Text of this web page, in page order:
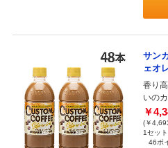
サン
ェオ
香り
いの
￥
(￥
1セッ
46ポ